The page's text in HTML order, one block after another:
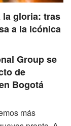
la gloria: tras
a la icónica
Group se
de
Bogotá
más